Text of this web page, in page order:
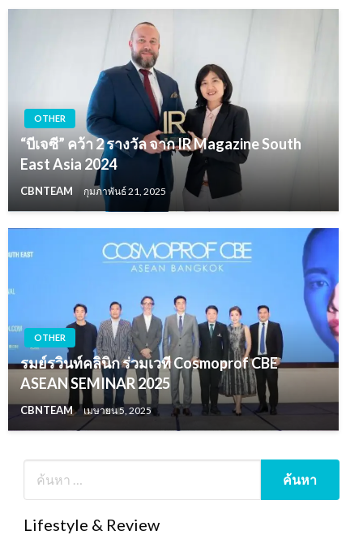
OTHER
“บีเจซี” คว้า 2 รางวัล จาก IR Magazine South
East Asia 2024
CBNTEAM กุมภาพันธ์ 21, 2025
OTHER
รมย์รวินท์คลินิก ร่วมเวที Cosmoprof CBE
ASEAN SEMINAR 2025
CBNTEAM เมษายน 5, 2025
Lifestyle & Review